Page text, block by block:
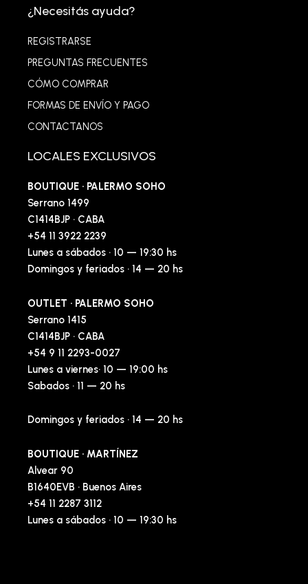
¿Necesitás ayuda?
REGISTRARSE
PREGUNTAS FRECUENTES
CÓMO COMPRAR
FORMAS DE ENVÍO Y PAGO
CONTACTANOS
LOCALES EXCLUSIVOS
BOUTIQUE · PALERMO SOHO
Serrano 1499
C1414BJP · CABA
+54 11 3922 2239
Lunes a sábados · 10 — 19:30 hs
Domingos y feriados · 14 — 20 hs
OUTLET · PALERMO SOHO
Serrano 1415
C1414BJP · CABA
+54 9 11 2293-0027
Lunes a viernes· 10 — 19:00 hs
Sabados · 11 — 20 hs
Domingos y feriados · 14 — 20 hs
BOUTIQUE · MARTÍNEZ
Alvear 90
B1640EVB · Buenos Aires
+54 11 2287 3112
Lunes a sábados · 10 — 19:30 hs